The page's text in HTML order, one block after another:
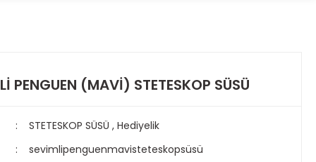
PENGUEN (MAVİ) STETESKOP SÜSÜ
STETESKOP SÜSÜ ,Hediyelik
sevimlipenguenmavisteteskopsüsü